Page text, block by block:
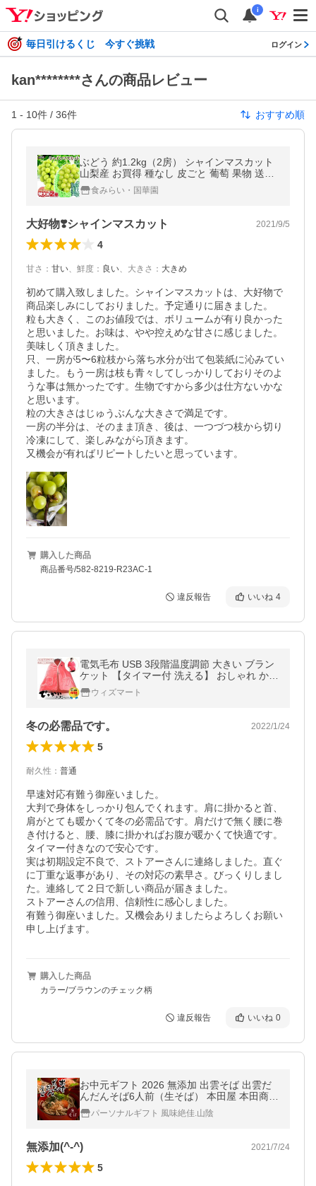
i
毎日引けるくじ 今すぐ挑戦 ログイン
kan********さんの商品レビュー
1 - 10件 / 36件 おすすめ順
ぶどう 約1.2kg（2房） シャインマスカット
山梨産 お買得 種なし 皮ごと 葡萄 果物 送料
無料 食品
食みらい・国華園
大好物❣️シャインマスカット 2021/9/5
4
甘さ ： 甘い、 鮮度 ： 良い、 大きさ ： 大きめ
初めて購入致しました。シャインマスカットは、大好物で
商品楽しみにしておりました。予定通りに届きました。
粒も大きく、このお値段では、ボリュームが有り良かった
と思いました。お味は、やや控えめな甘さに感じました。
美味しく頂きました。
只、一房が5〜6粒枝から落ち水分が出て包装紙に沁みてい
ました。もう一房は枝も青々してしっかりしておりそのよ
うな事は無かったです。生物ですから多少は仕方ないかな
と思います。
粒の大きさはじゅうぶんな大きさで満足です。
一房の半分は、そのまま頂き、後は、一つづつ枝から切り
冷凍にして、楽しみながら頂きます。
又機会が有ればリピートしたいと思っています。
購入した商品
商品番号/582-8219-R23AC-1
違反報告 いいね 4
電気毛布 USB 3段階温度調節 大きい ブラン
ケット 【タイマー付 洗える】 おしゃれ かわ
いい 防寒 保温 肩掛け 膝掛け 腰巻き 温度調
整 140 170cm
ウィズマート
冬の必需品です。 2022/1/24
5
耐久性 ： 普通
早速対応有難う御座いました。
大判で身体をしっかり包んでくれます。肩に掛かると首、
肩がとても暖かくて冬の必需品です。肩だけで無く腰に巻
き付けると、腰、膝に掛かればお腹が暖かくて快適です。
タイマー付きなので安心です。
実は初期設定不良で、ストアーさんに連絡しました。直ぐ
に丁重な返事があり、その対応の素早さ。びっくりしまし
た。連絡して２日で新しい商品が届きました。
ストアーさんの信用、信頼性に感心しました。
有難う御座いました。又機会ありましたらよろしくお願い
申し上げます。
購入した商品
カラー/ブラウンのチェック柄
違反報告 いいね 0
お中元ギフト 2026 無添加 出雲そば 出雲だ
んだんそば6人前（生そば） 本田屋 本田商店
濃縮つゆ付き 出雲蕎麦 送料無料
パーソナルギフト 風味絶佳.山陰
無添加(^-^) 2021/7/24
5